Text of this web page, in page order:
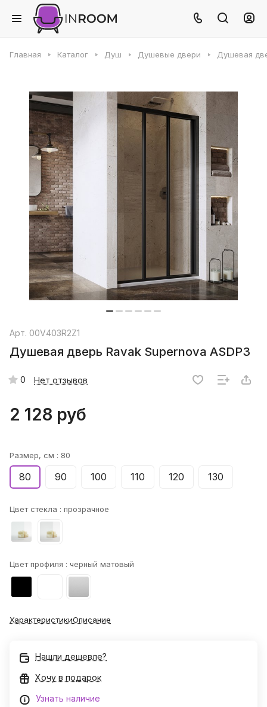
Главная Каталог Душ Душевые двери Душевая
Арт. 00V403R2Z1
Душевая дверь Ravak Supernova ASDP3
0 Нет отзывов
2 128 руб
Размер, см : 80
80 90 100 110 120 130
Цвет стекла : прозрачное
Цвет профиля : черный матовый
ХарактеристикиОписание
Нашли дешевле?
Хочу в подарок
Узнать наличие